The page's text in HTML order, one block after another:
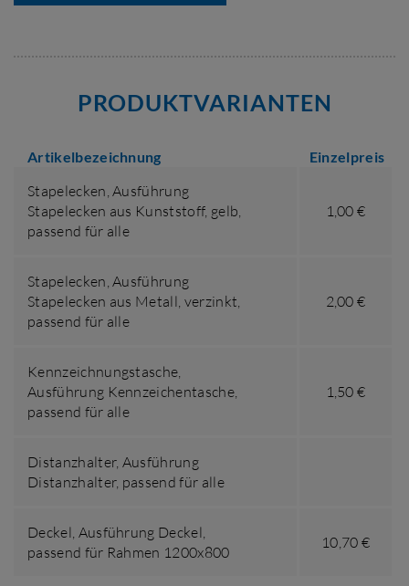
PRODUKTVARIANTEN
Artikelbezeichnung Einzelpreis
Stapelecken,Ausführung
Stapelecken aus Kunststoff, gelb,
passend für alle
1,00 €
Stapelecken,Ausführung
Stapelecken aus Metall, verzinkt,
passend für alle
2,00 €
Kennzeichnungstasche,
Ausführung Kennzeichentasche,
passend für alle
1,50 €
Distanzhalter, Ausführung
Distanzhalter, passend für alle
Deckel, Ausführung Deckel,
passend für Rahmen 1200x800
10,70 €